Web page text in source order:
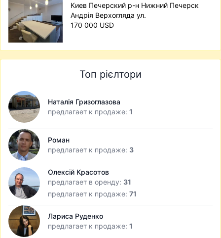
Киев Печерский р-н Нижний Печерск
Андрія Верхогляда ул.
170 000 USD
Топ рієлтори
Наталія Гризоглазова
предлагает к продаже: 1
Роман
предлагает к продаже: 3
Олексій Красотов
предлагает в оренду: 31
предлагает к продаже: 71
Лариса Руденко
предлагает к продаже: 1